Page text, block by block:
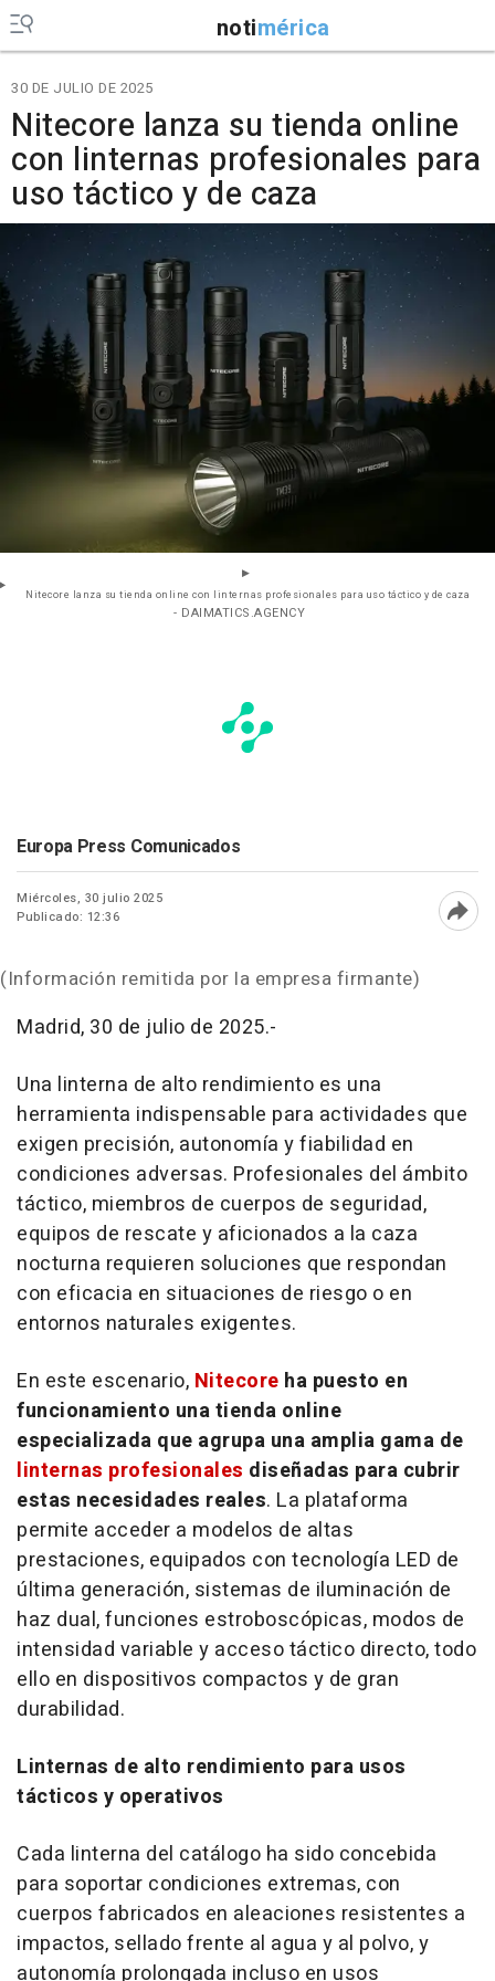
notimérica
30 DE JULIO DE 2025
Nitecore lanza su tienda online
con linternas profesionales para
uso táctico y de caza
Nitecore lanza su tienda online con linternas profesionales para uso táctico y de caza
- DAIMATICS.AGENCY
Europa Press Comunicados
Miércoles, 30 julio 2025
Publicado: 12:36
(Información remitida por la empresa firmante)
Madrid, 30 de julio de 2025.-
Una linterna de alto rendimiento es una
herramienta indispensable para actividades que
exigen precisión, autonomía y fiabilidad en
condiciones adversas. Profesionales del ámbito
táctico, miembros de cuerpos de seguridad,
equipos de rescate y aficionados a la caza
nocturna requieren soluciones que respondan
con eficacia en situaciones de riesgo o en
entornos naturales exigentes.
En este escenario, Nitecore ha puesto en
funcionamiento una tienda online
especializada que agrupa una amplia gama de
linternas profesionales diseñadas para cubrir
estas necesidades reales. La plataforma
permite acceder a modelos de altas
prestaciones, equipados con tecnología LED de
última generación, sistemas de iluminación de
haz dual, funciones estroboscópicas, modos de
intensidad variable y acceso táctico directo, todo
ello en dispositivos compactos y de gran
durabilidad.
Linternas de alto rendimiento para usos
tácticos y operativos
Cada linterna del catálogo ha sido concebida
para soportar condiciones extremas, con
cuerpos fabricados en aleaciones resistentes a
impactos, sellado frente al agua y al polvo, y
autonomía prolongada incluso en usos